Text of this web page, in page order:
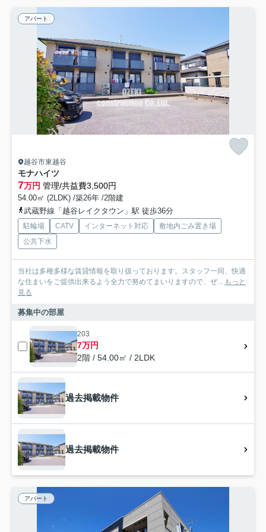
アパート
越谷市東越谷
モナハイツ
7万円 管理/共益費3,500円
54.00㎡ (2LDK) /築26年 /2階建
武蔵野線「越谷レイクタウン」駅 徒歩36分
駐輪場 CATV インターネット対応
敷地内ごみ置き場
公共下水
当社は多種多様な賃貸情報を取り扱っております。スタッフ一同、快適
な住まいをご提供出来るよう全力で努めてまいりますので、ぜ... もっと
見る
募集中の部屋
203
7万円
2階 / 54.00㎡ / 2LDK
過去掲載物件
過去掲載物件
アパート